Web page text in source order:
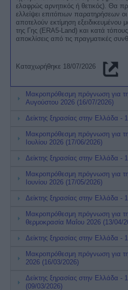
ελαφρώς αρνητικός ή θετικός). Θα
ελλείψει επιτόπιων παρατηρήσεων
αποτελούν εκτίμηση εξειδικευμένου
της Γης (ERA5-Land) και κατά
αποκλίσεις από τις πραγματικές
Kαταχωρήθηκε 18/07/2026
Μακροπρόθεσμη πρόγνωση για
Αυγούστου 2026 (16/07/2026)
Δείκτης ξηρασίας στην Ελλάδα -
Μακροπρόθεσμη πρόγνωση για
Ιουλίου 2026 (17/06/2026)
Δείκτης ξηρασίας στην Ελλάδα -
Μακροπρόθεσμη πρόγνωση για
Ιουνίου 2026 (17/05/2026)
Δείκτης ξηρασίας στην Ελλάδα -
Μακροπρόθεσμη πρόγνωση για
θερμοκρασία Μαΐου 2026 (13/04/
Δείκτης ξηρασίας στην Ελλάδα -
Μακροπρόθεσμη πρόγνωση για
2026 (16/03/2026)
Δείκτης ξηρασίας στην Ελλάδα -
(09/03/2026)